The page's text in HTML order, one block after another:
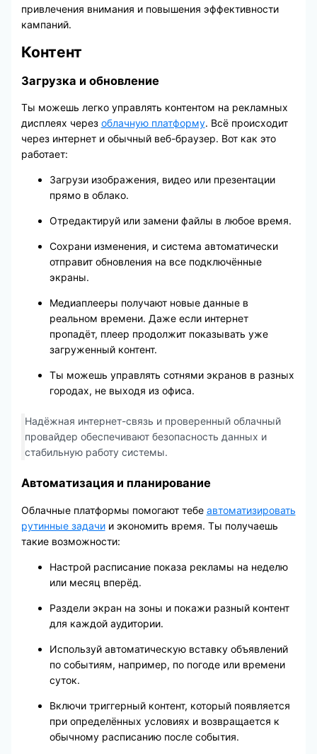
привлечения внимания и повышения эффективности
кампаний.
Контент
Загрузка и обновление
Ты можешь легко управлять контентом на рекламных
дисплеях через облачную платформу. Всё происходит
через интернет и обычный веб-браузер. Вот как это
работает:
Загрузи изображения, видео или презентации
прямо в облако.
Отредактируй или замени файлы в любое время.
Сохрани изменения, и система автоматически
отправит обновления на все подключённые
экраны.
Медиаплееры получают новые данные в
реальном времени. Даже если интернет
пропадёт, плеер продолжит показывать уже
загруженный контент.
Ты можешь управлять сотнями экранов в разных
городах, не выходя из офиса.
Надёжная интернет-связь и проверенный облачный
провайдер обеспечивают безопасность данных и
стабильную работу системы.
Автоматизация и планирование
Облачные платформы помогают тебе автоматизировать
рутинные задачии экономить время. Ты получаешь
такие возможности:
Настрой расписание показа рекламы на неделю
или месяц вперёд.
Раздели экран на зоны и покажи разный контент
для каждой аудитории.
Используй автоматическую вставку объявлений
по событиям, например, по погоде или времени
суток.
Включи триггерный контент, который появляется
при определённых условиях и возвращается к
обычному расписанию после события.